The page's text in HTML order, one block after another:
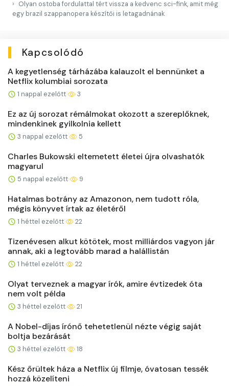
Olyan ostoba fordulattal tért vissza a kedvenc sci-fink, amit még
egy brazil szappanopera készítői is letagadnának
Kapcsolódó
A kegyetlenség tárházába kalauzolt el bennünket a
Netflix kolumbiai sorozata
1 nappal ezelőtt 3
Ez az új sorozat rémálmokat okozott a szereplőknek,
mindenkinek gyilkolnia kellett
3 nappal ezelőtt 5
Charles Bukowski eltemetett életei újra olvashatók
magyarul
5 nappal ezelőtt 9
Hatalmas botrány az Amazonon, nem tudott róla,
mégis könyvet írtak az életéről
1 héttel ezelőtt 22
Tizenévesen alkut kötötek, most milliárdos vagyon jár
annak, aki a legtovább marad a halállistán
1 héttel ezelőtt 22
Olyat terveznek a magyar írók, amire évtizedek óta
nem volt példa
3 héttel ezelőtt 21
A Nobel-díjas írónő tehetetlenül nézte végig saját
boltja bezárását
3 héttel ezelőtt 18
Kész őrültek háza a Netflix új filmje, óvatosan tessék
hozzá közelíteni